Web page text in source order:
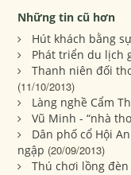
Những tin cũ hơn
Hút khách bằng
Phát triển du lịch
Thanh niên đối
(11/10/2013)
Làng nghề Cẩm
Vũ Minh - “nhà
Dân phố cổ Hội
ngập (20/09/2013)
Thú chơi lồng